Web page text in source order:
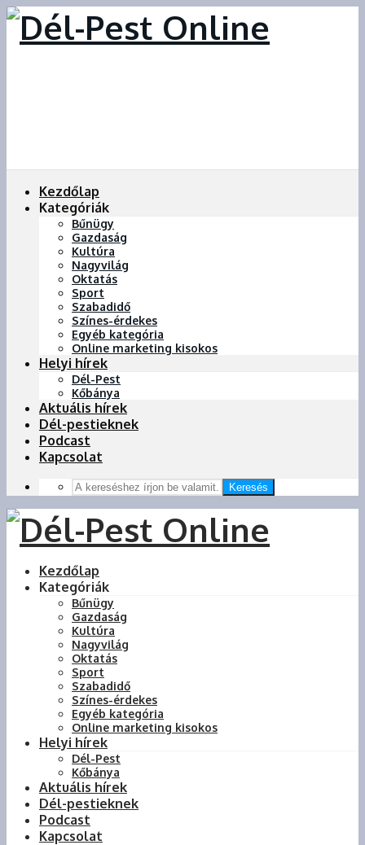
Kezdőlap
Kategóriák
Bűnügy
Gazdaság
Kultúra
Nagyvilág
Oktatás
Sport
Szabadidő
Színes-érdekes
Egyéb kategória
Online marketing kisokos
Helyi hírek
Dél-Pest
Kőbánya
Aktuális hírek
Dél-pestieknek
Podcast
Kapcsolat
Keresés
Kezdőlap
Kategóriák
Bűnügy
Gazdaság
Kultúra
Nagyvilág
Oktatás
Sport
Szabadidő
Színes-érdekes
Egyéb kategória
Online marketing kisokos
Helyi hírek
Dél-Pest
Kőbánya
Aktuális hírek
Dél-pestieknek
Podcast
Kapcsolat